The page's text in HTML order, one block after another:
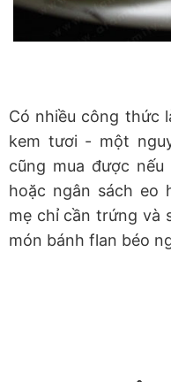
Có nhiều công thức
kem tươi - một
cũng mua được
hoặc ngân sách eo
mẹ chỉ cần trứng và
món bánh flan béo